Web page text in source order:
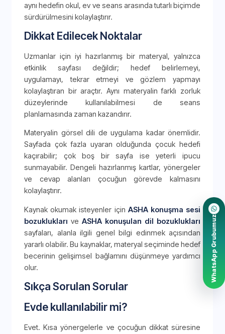
aynı hedefin okul, ev ve seans arasında tutarlı biçimde
sürdürülmesini kolaylaştırır.
Dikkat Edilecek Noktalar
Uzmanlar için iyi hazırlanmış bir materyal, yalnızca
etkinlik sayfası değildir; hedef belirlemeyi,
uygulamayı, tekrar etmeyi ve gözlem yapmayı
kolaylaştıran bir araçtır. Aynı materyalin farklı zorluk
düzeylerinde kullanılabilmesi de seans
planlamasında zaman kazandırır.
Materyalin görsel dili de uygulama kadar önemlidir.
Sayfada çok fazla uyaran olduğunda çocuk hedefi
kaçırabilir; çok boş bir sayfa ise yeterli ipucu
sunmayabilir. Dengeli hazırlanmış kartlar, yönergeler
ve cevap alanları çocuğun görevde kalmasını
kolaylaştırır.
Kaynak okumak isteyenler için ASHA konuşma sesi
bozuklukları ve ASHA konuşulan dil bozuklukları
sayfaları, alanla ilgili genel bilgi edinmek açısından
yararlı olabilir. Bu kaynaklar, materyal seçiminde hedef
becerinin gelişimsel bağlamını düşünmeye yardımcı
olur.
Sıkça Sorulan Sorular
Evde kullanılabilir mi?
Evet. Kısa yönergelerle ve çocuğun dikkat süresine
WhatsApp Grubumuz